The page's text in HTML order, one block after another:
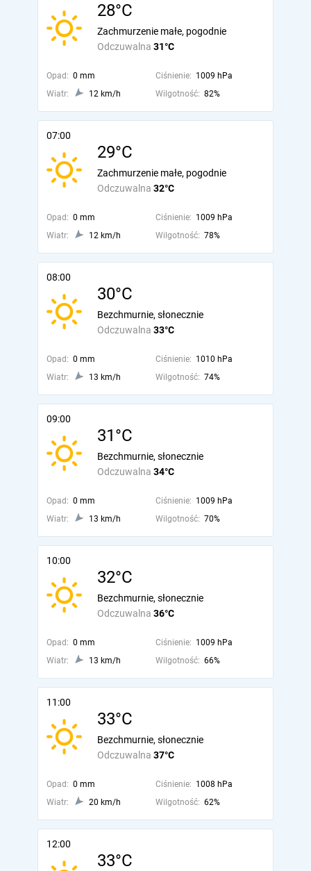
28°C
Odczuwalna 31°C
Zachmurzenie małe, pogodnie
Opad: 0 mm Ciśnienie: 1009 hPa
Wiatr:
12 km/h Wilgotność: 82%
07:00
29°C
Odczuwalna 32°C
Zachmurzenie małe, pogodnie
Opad: 0 mm Ciśnienie: 1009 hPa
Wiatr:
12 km/h Wilgotność: 78%
08:00
30°C
Odczuwalna 33°C
Bezchmurnie, słonecznie
Opad: 0 mm Ciśnienie: 1010 hPa
Wiatr:
13 km/h Wilgotność: 74%
09:00
31°C
Odczuwalna 34°C
Bezchmurnie, słonecznie
Opad: 0 mm Ciśnienie: 1009 hPa
Wiatr:
13 km/h Wilgotność: 70%
10:00
32°C
Odczuwalna 36°C
Bezchmurnie, słonecznie
Opad: 0 mm Ciśnienie: 1009 hPa
Wiatr:
13 km/h Wilgotność: 66%
11:00
33°C
Odczuwalna 37°C
Bezchmurnie, słonecznie
Opad: 0 mm Ciśnienie: 1008 hPa
Wiatr:
20 km/h Wilgotność: 62%
12:00
33°C